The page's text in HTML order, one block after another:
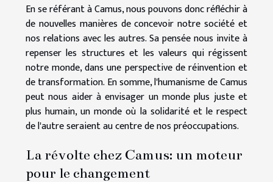
En se référant à Camus, nous pouvons donc réfléchir à
de nouvelles manières de concevoir notre société et
nos relations avec les autres. Sa pensée nous invite à
repenser les structures et les valeurs qui régissent
notre monde, dans une perspective de réinvention et
de transformation. En somme, l'humanisme de Camus
peut nous aider à envisager un monde plus juste et
plus humain, un monde où la solidarité et le respect
de l'autre seraient au centre de nos préoccupations.
La révolte chez Camus: un moteur
pour le changement